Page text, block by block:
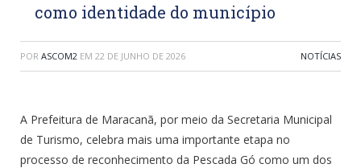
como identidade do município
POR ASCOM2 EM 22 DE JUNHO DE 2026 NOTÍCIAS
A Prefeitura de Maracanã, por meio da Secretaria Municipal
de Turismo, celebra mais uma importante etapa no
processo de reconhecimento da Pescada Gó como um dos